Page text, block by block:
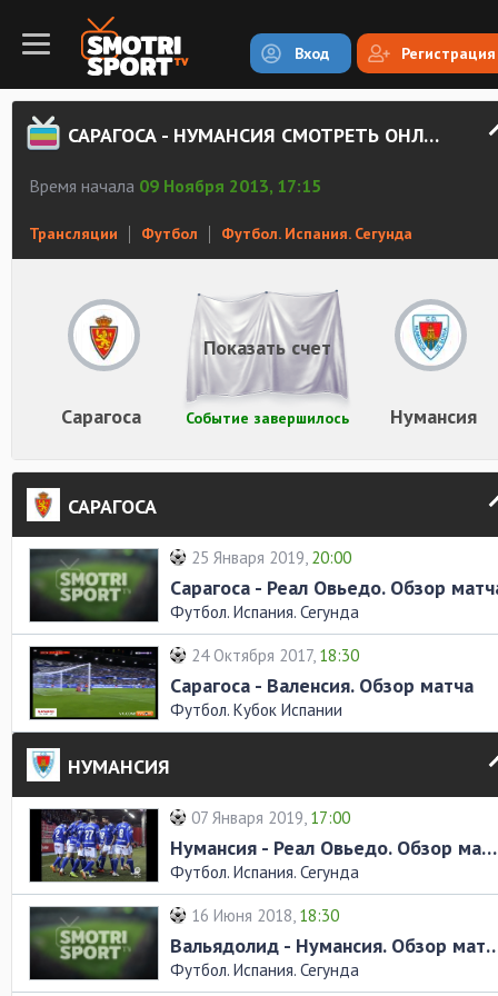
Вход Регистрация
САРАГОСА - НУМАНСИЯ СМОТРЕТЬ ОНЛАЙН
Время начала 09 Ноября 2013, 17:15
Трансляции Футбол Футбол. Испания. Сегунда
Сарагоса Нумансия
Событие завершилось
Показать счет
САРАГОСА
25 Января 2019, 20:00
Сарагоса - Реал Овьедо. Обзор
Футбол. Испания. Сегунда
24 Октября 2017, 18:30
Сарагоса - Валенсия. Обзор матча
Футбол. Кубок Испании
НУМАНСИЯ
07 Января 2019, 17:00
Нумансия - Реал Овьедо. Обзор матча
Футбол. Испания. Сегунда
16 Июня 2018, 18:30
Вальядолид -
Футбол. Испания. Сегунда